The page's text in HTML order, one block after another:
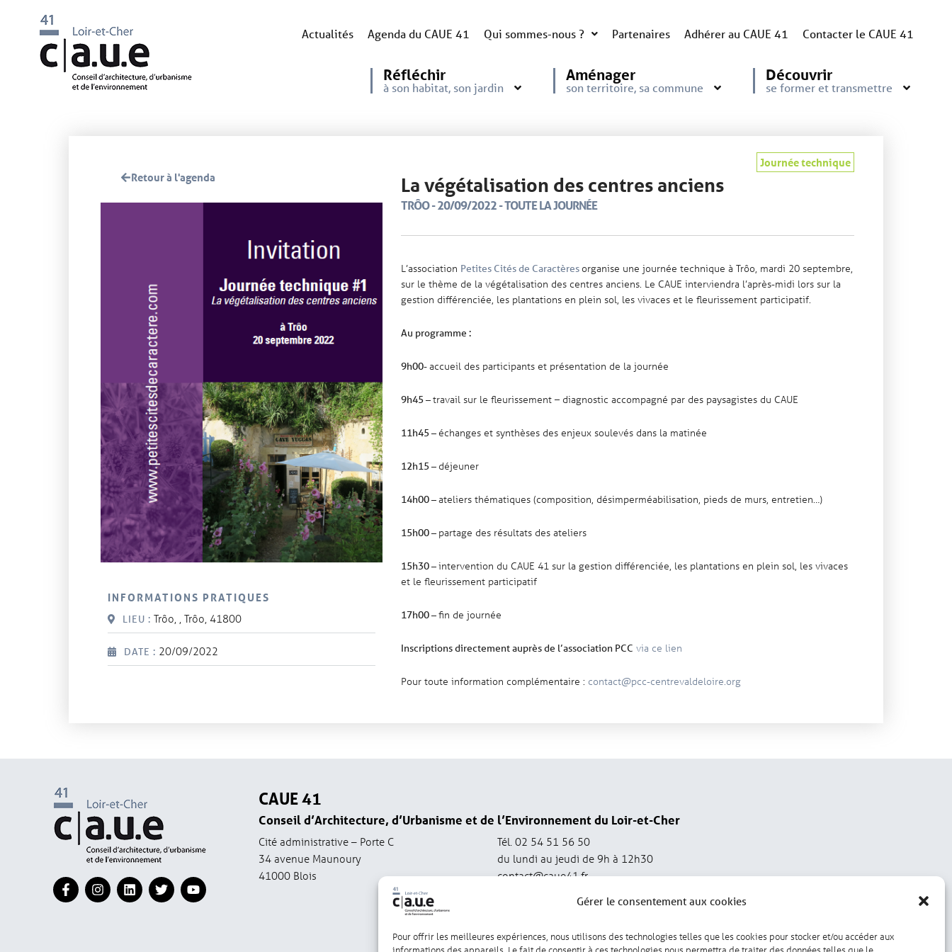
Gérer le consentement aux cookies
Pour offrir les meilleures expériences, nous utilisons des technologies telles que les cookies pour stocker et/ou accéder aux
informations des appareils. Le fait de consentir à ces technologies nous permettra de traiter des données telles que le
Actualités Agenda du CAUE 41 Qui sommes-nous ? Partenaires Adhérer au CAUE 41 Contacter le CAUE 41
Réfléchir
à son habitat, son jardin
Aménager
son territoire, sa commune
Découvrir
se former et transmettre
Retour à l'agenda
INFORMATIONS PRATIQUES
LIEU : Trôo, , Trôo, 41800
DATE : 20/09/2022
Journée technique
La végétalisation des centres anciens
TRÔO - 20/09/2022 - TOUTE LA JOURNÉE
L’association Petites Cités de Caractèresorganise une journée technique à Trôo, mardi 20 septembre,
sur le thème de la végétalisation des centres anciens. Le CAUE interviendra l’après-midi lors sur la
gestion différenciée, les plantations en plein sol, les vivaces et le fleurissement participatif.
Au programme :
9h00-accueil des participants et présentation de la journée
9h45 –travail sur le fleurissement – diagnostic accompagné par des paysagistes du CAUE
11h45 –échanges et synthèses des enjeux soulevés dans la matinée
12h15 – déjeuner
14h00 –ateliers thématiques (composition, désimperméabilisation, pieds de murs, entretien…)
15h00 – partage des résultats des ateliers
15h30 –intervention du CAUE 41 sur la gestion différenciée, les plantations en plein sol, les vivaces
et le fleurissement participatif
17h00 –fin de journée
Inscriptions directement auprès de l’association PCC via ce lien
Pour toute information complémentaire : contact@pcc-centrevaldeloire.org
CAUE 41
Conseil d’Architecture, d’Urbanisme et de l’Environnement du Loir-et-Cher
Cité administrative – Porte C
34 avenue Maunoury
41000 Blois
Tél. 02 54 51 56 50
du lundi au jeudi de 9h à 12h30
contact@caue41.fr